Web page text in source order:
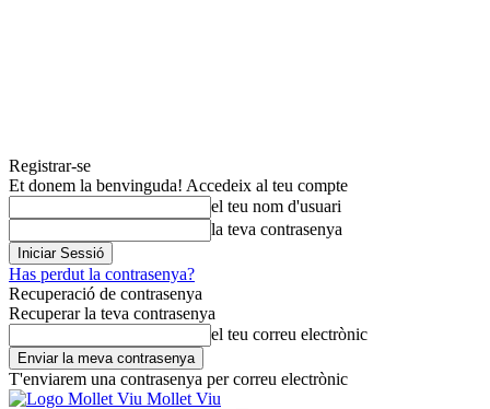
Registrar-se
Et donem la benvinguda! Accedeix al teu compte
el teu nom d'usuari
la teva contrasenya
Has perdut la contrasenya?
Recuperació de contrasenya
Recuperar la teva contrasenya
el teu correu electrònic
T'enviarem una contrasenya per correu electrònic
Mollet Viu